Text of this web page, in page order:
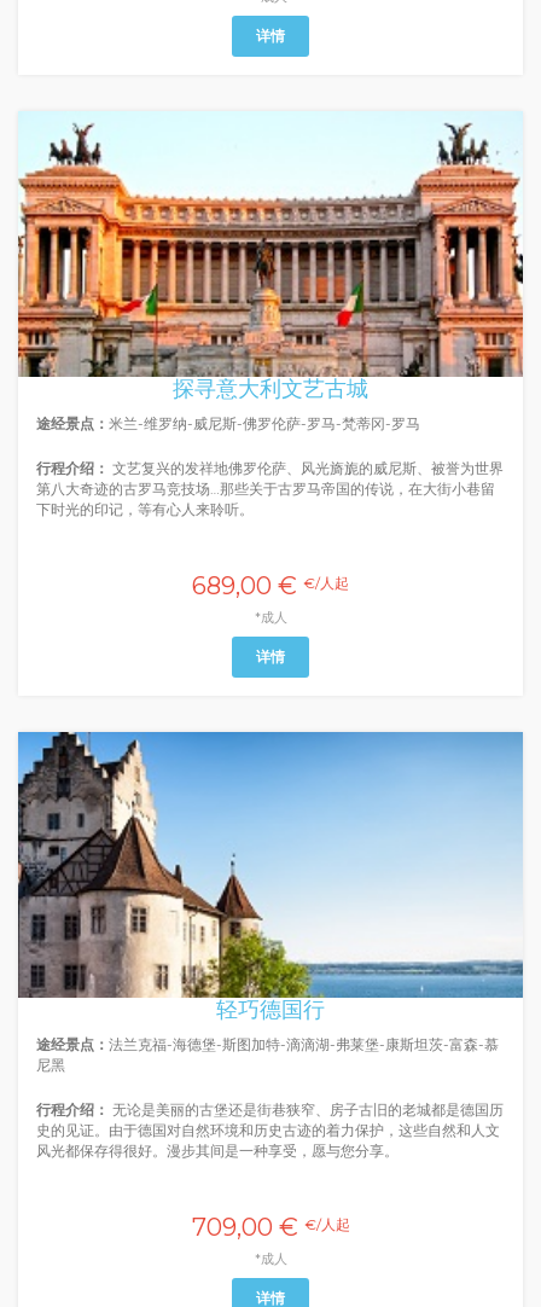
详情
探寻意大利文艺古城
途经景点： 米兰-维罗纳-威尼斯-佛罗伦萨-罗马-梵蒂冈-罗马
行程介绍： 文艺复兴的发祥地佛罗伦萨、风光旖旎的威尼斯、被誉为世界
第八大奇迹的古罗马竞技场…那些关于古罗马帝国的传说，在大街小巷留
下时光的印记，等有心人来聆听。
689,00 € €/人起
*成人
详情
轻巧德国行
途经景点： 法兰克福-海德堡-斯图加特-滴滴湖-弗莱堡-康斯坦茨-富森-慕
尼黑
行程介绍： 无论是美丽的古堡还是街巷狭窄、房子古旧的老城都是德国历
史的见证。由于德国对自然环境和历史古迹的着力保护，这些自然和人文
风光都保存得很好。漫步其间是一种享受，愿与您分享。
709,00 € €/人起
*成人
详情